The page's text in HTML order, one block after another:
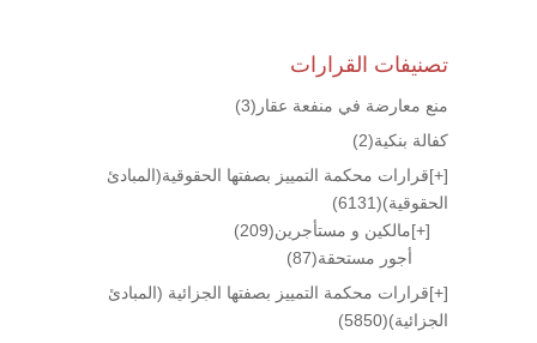
تصنيفات القرارات
منع معارضة في منفعة عقار (3)
كفالة بنكية(2)
[+]قرارات محكمة التمييز بصفتها الحقوقية(المبادئ
الحقوقية)(6131)
[+]مالكين و مستأجرين(209)
أجور مستحقة(87)
[+]قرارات محكمة التمييز بصفتها الجزائية (المبادئ
الجزائية)(5850)